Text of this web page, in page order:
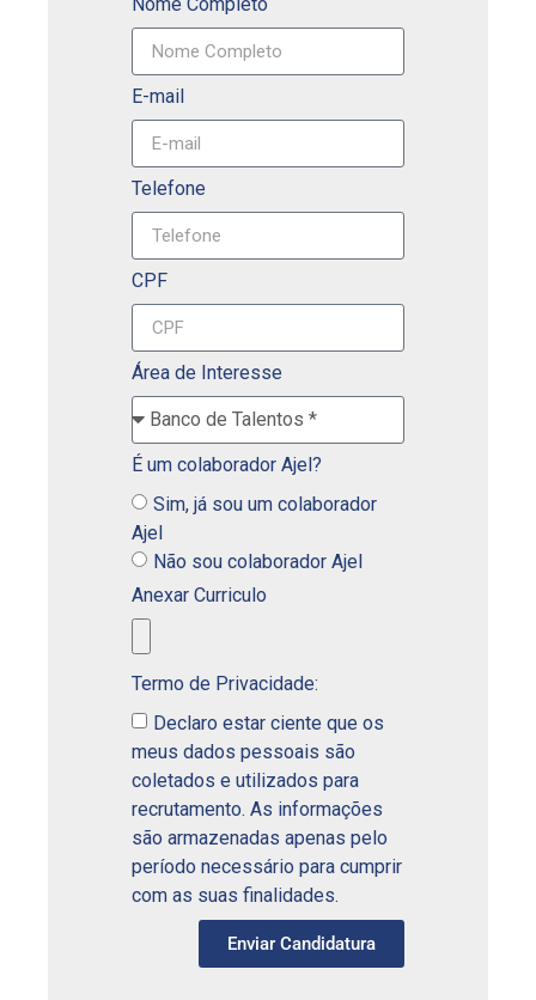
E-mail
Telefone
CPF
Área de Interesse
É um colaborador Ajel?
Sim, já sou um colaborador
Ajel
Não sou colaborador Ajel
Anexar Curriculo
Termo de Privacidade:
Declaro estar ciente que os
meus dados pessoais são
coletados e utilizados para
recrutamento. As informações
são armazenadas apenas pelo
período necessário para cumprir
com as suas finalidades.
Enviar Candidatura